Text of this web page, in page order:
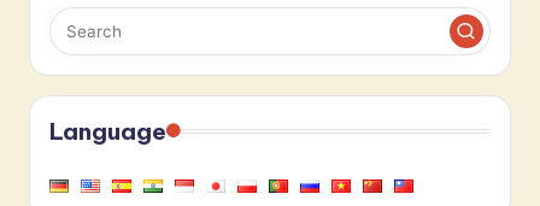
Language